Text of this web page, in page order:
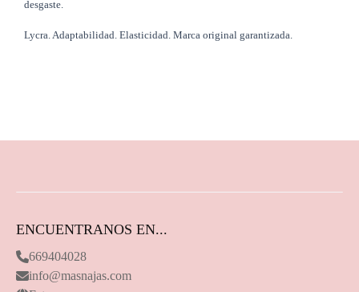
desgaste.
Lycra. Adaptabilidad. Elasticidad. Marca original garantizada.
ENCUENTRANOS EN...
669404028
info@masnajas.com